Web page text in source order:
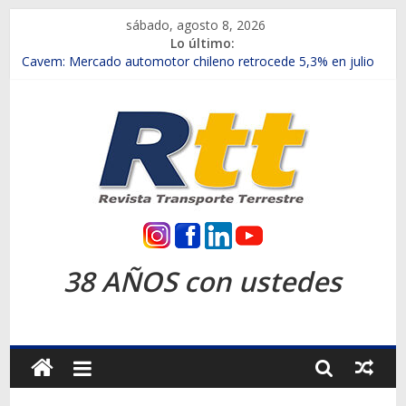
contenido
sábado, agosto 8, 2026
Lo último:
Chile es el primer mercado internacional en lanzar la nueva
Salfa suma vehículos electrificados de Chevrolet en el Biobío
Samex amplía su red con nuevas sucursales en Rancagua y
SINOTRUK Pick-ups presentó la recién estrenada Bolden en
la Expo Compras Públicas 2026
Revista
Transporte
Terrestre
38 AÑOS con ustedes